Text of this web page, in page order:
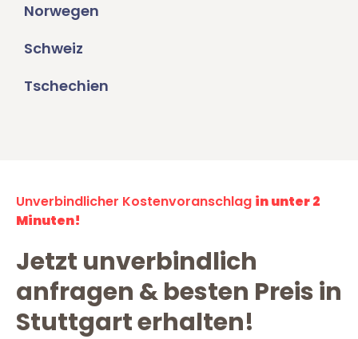
Norwegen
Schweiz
Tschechien
Unverbindlicher Kostenvoranschlag in unter 2
Minuten!
Jetzt unverbindlich
anfragen & besten Preis in
Stuttgart erhalten!